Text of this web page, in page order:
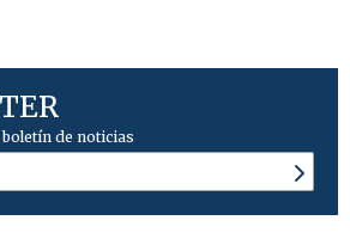
de noticias